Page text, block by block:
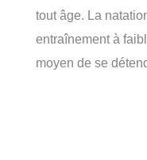
tout âge. La
entraînement à
moyen de se